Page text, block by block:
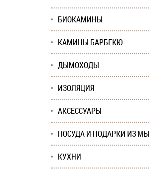
БИОКАМИНЫ
КАМИНЫ БАРБЕКЮ
ДЫМОХОДЫ
ИЗОЛЯЦИЯ
АКСЕССУАРЫ
ПОСУДА И ПОДАРКИ ИЗ
КУХНИ